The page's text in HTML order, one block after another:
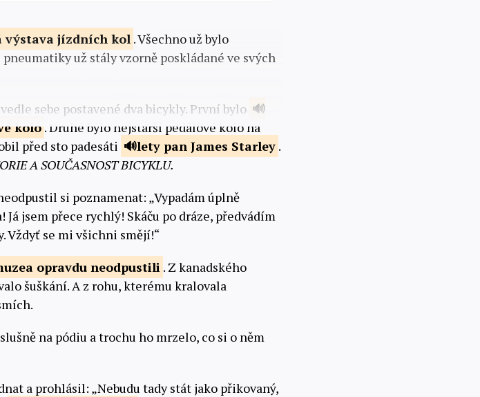
výstava jízdních kol . Všechno už bylo
už stály vzorně poskládané ve svých
sebe postavené dva bicykly. První bylo
kolo . Druhé bylo nejstarší pedálové kolo na
před sto padesáti
lety pan James Starley .
A SOUČASNOST BICYKLU.
si poznamenat: „Vypadám úplně
jsem přece rychlý! Skáču po dráze, předvádím
Vždyť se mi všichni smějí!“
opravdu neodpustili . Z kanadského
šuškání. A z rohu, kterému kralovala
na pódiu a trochu ho mrzelo, co si o něm
a prohlásil: „Nebudu tady stát jako přikovaný,